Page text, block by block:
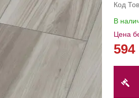
Код
В
Цена
594